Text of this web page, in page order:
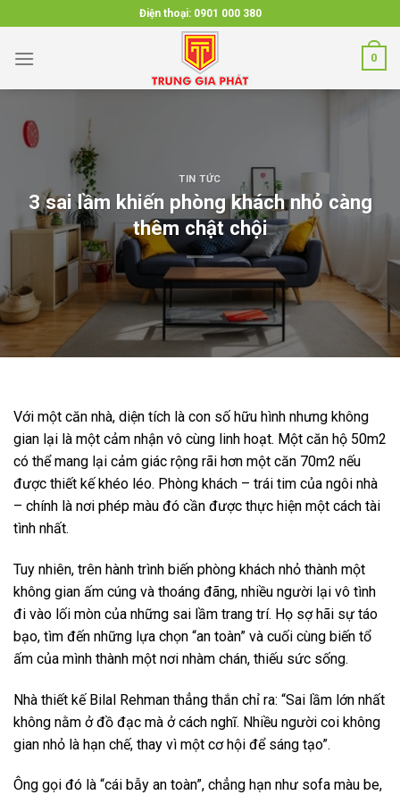
to
content
Điện thoại: 0901 000 380
0
TIN TỨC
3 sai lầm khiến phòng khách nhỏ càng
thêm chật chội
Với một căn nhà, diện tích là con số hữu hình nhưng không
gian lại là một cảm nhận vô cùng linh hoạt. Một căn hộ 50m2
có thể mang lại cảm giác rộng rãi hơn một căn 70m2 nếu
được thiết kế khéo léo. Phòng khách – trái tim của ngôi nhà
– chính là nơi phép màu đó cần được thực hiện một cách tài
tình nhất.
Tuy nhiên, trên hành trình biến phòng khách nhỏ thành một
không gian ấm cúng và thoáng đãng, nhiều người lại vô tình
đi vào lối mòn của những sai lầm trang trí. Họ sợ hãi sự táo
bạo, tìm đến những lựa chọn “an toàn” và cuối cùng biến tổ
ấm của mình thành một nơi nhàm chán, thiếu sức sống.
Nhà thiết kế Bilal Rehman thẳng thắn chỉ ra: “Sai lầm lớn nhất
không nằm ở đồ đạc mà ở cách nghĩ. Nhiều người coi không
gian nhỏ là hạn chế, thay vì một cơ hội để sáng tạo”.
Ông gọi đó là “cái bẫy an toàn”, chẳng hạn như sofa màu be,